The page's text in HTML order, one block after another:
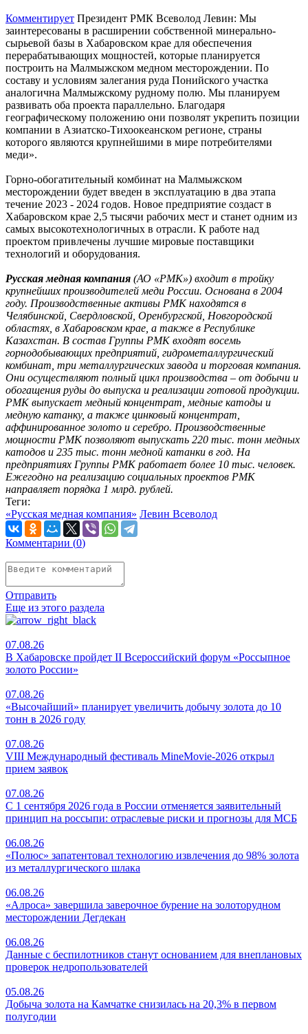
Комментирует Президент РМК Всеволод Левин: Мы
заинтересованы в расширении собственной минерально-
сырьевой базы в Хабаровском крае для обеспечения
перерабатывающих мощностей, которые планируется
построить на Малмыжском медном месторождении. По
составу и условиям залегания руда Понийского участка
аналогична Малмыжскому рудному полю. Мы планируем
развивать оба проекта параллельно. Благодаря
географическому положению они позволят укрепить позиции
компании в Азиатско-Тихоокеанском регионе, страны
которого являются крупнейшими в мире потребителями
меди».
Горно-обогатительный комбинат на Малмыжском
месторождении будет введен в эксплуатацию в два этапа
течение 2023 - 2024 годов. Новое предприятие создаст в
Хабаровском крае 2,5 тысячи рабочих мест и станет одним из
самых высокотехнологичных в отрасли. К работе над
проектом привлечены лучшие мировые поставщики
технологий и оборудования.
Русская медная компания (АО «РМК») входит в тройку
крупнейших производителей меди России. Основана в 2004
году. Производственные активы РМК находятся в
Челябинской, Свердловской, Оренбургской, Новгородской
областях, в Хабаровском крае, а также в Республике
Казахстан. В состав Группы РМК входят восемь
горнодобывающих предприятий, гидрометаллургический
комбинат, три металлургических завода и торговая компания.
Они осуществляют полный цикл производства – от добычи и
обогащения руды до выпуска и реализации готовой продукции.
РМК выпускает медный концентрат, медные катоды и
медную катанку, а также цинковый концентрат,
аффинированное золото и серебро. Производственные
мощности РМК позволяют выпускать 220 тыс. тонн медных
катодов и 235 тыс. тонн медной катанки в год. На
предприятиях Группы РМК работает более 10 тыс. человек.
Ежегодно на реализацию социальных проектов РМК
направляет порядка 1 млрд. рублей.
Теги:
«Русская медная компания» Левин Всеволод
Комментарии (0)
Отправить
Еще из этого раздела
07.08.26
В Хабаровске пройдет II Всероссийский форум «Россыпное
золото России»
07.08.26
«Высочайший» планирует увеличить добычу золота до 10
тонн в 2026 году
07.08.26
VIII Международный фестиваль MineMovie-2026 открыл
прием заявок
07.08.26
С 1 сентября 2026 года в России отменяется заявительный
принцип на россыпи: отраслевые риски и прогнозы для МСБ
06.08.26
«Полюс» запатентовал технологию извлечения до 98% золота
из металлургического шлака
06.08.26
«Алроса» завершила заверочное бурение на золоторудном
месторождении Дегдекан
06.08.26
Данные с беспилотников станут основанием для внеплановых
проверок недропользователей
05.08.26
Добыча золота на Камчатке снизилась на 20,3% в первом
полугодии